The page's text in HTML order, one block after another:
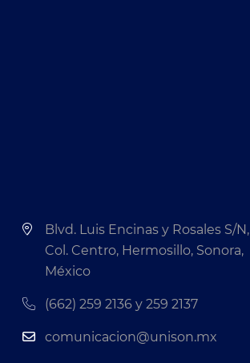
Blvd. Luis Encinas y Rosales S/N,
Col. Centro, Hermosillo, Sonora,
México
(662) 259 2136 y 259 2137
comunicacion@unison.mx